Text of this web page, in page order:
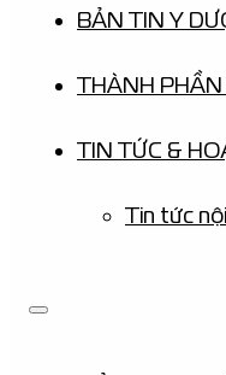
BẢN TIN Y
THÀNH
TIN TỨC &
Tin tức